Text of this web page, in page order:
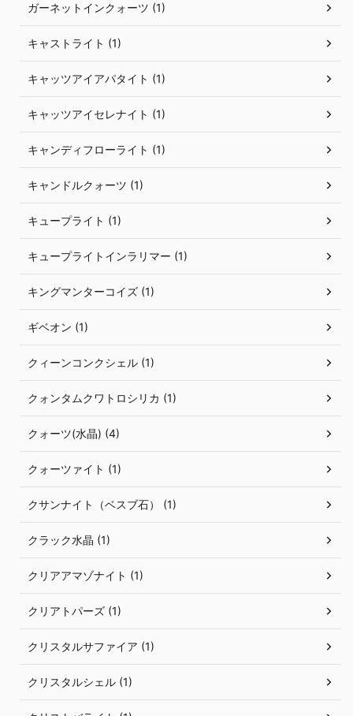
ガーネットインクォーツ (1)
キャストライト (1)
キャッツアイアパタイト (1)
キャッツアイセレナイト (1)
キャンディフローライト (1)
キャンドルクォーツ (1)
キュープライト (1)
キュープライトインラリマー (1)
キングマンターコイズ (1)
ギベオン (1)
クィーンコンクシェル (1)
クォンタムクワトロシリカ (1)
クォーツ(水晶) (4)
クォーツァイト (1)
クサンナイト（ベスブ石） (1)
クラック水晶 (1)
クリアアマゾナイト (1)
クリアトパーズ (1)
クリスタルサファイア (1)
クリスタルシェル (1)